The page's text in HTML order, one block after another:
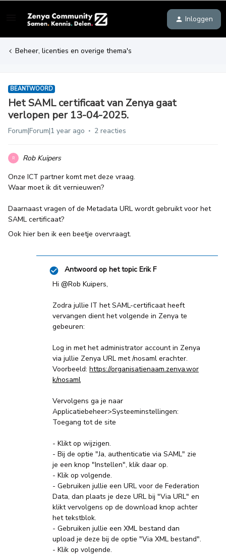
Inloggen
Beheer, licenties en overige thema's
BEANTWOORD
Het SAML certificaat van Zenya gaat
verlopen per 13-04-2025.
Forum|Forum|1 year ago 2 reacties
R
Rob Kuipers
Onze ICT partner komt met deze vraag.
Waar moet ik dit vernieuwen?
Daarnaast vragen of de Metadata URL wordt gebruikt voor het
SAML certificaat?
Ook hier ben ik een beetje overvraagt.
Antwoord op het topic Erik F
Hi ​ @Rob Kuipers,
Zodra jullie IT het SAML-certificaat heeft
vervangen dient het volgende in Zenya te
gebeuren:
Log in met het administrator account in Zenya
via jullie Zenya URL met /nosaml erachter.
Voorbeeld: https://organisatienaam.zenya.wor
k/nosaml
Vervolgens ga je naar
Applicatiebeheer>Systeeminstellingen:
Toegang tot de site
- Klikt op wijzigen.
- Bij de optie "Ja, authenticatie via SAML" zie
je een knop "Instellen", klik daar op.
- Klik op volgende.
- Gebruiken jullie een URL voor de Federation
Data, dan plaats je deze URL bij "Via URL" en
klikt vervolgens op de download knop achter
het tekstblok.
- Gebruiken jullie een XML bestand dan
upload je deze bij de optie "Via XML bestand".
- Klik op volgende.